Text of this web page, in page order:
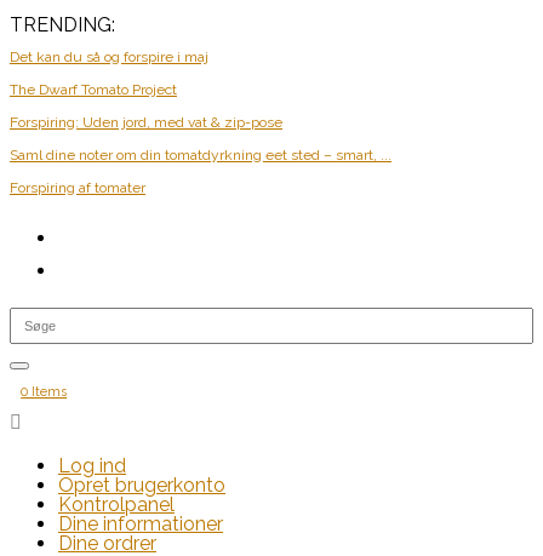
TRENDING:
Det kan du så og forspire i maj
The Dwarf Tomato Project
Forspiring: Uden jord, med vat & zip-pose
Saml dine noter om din tomatdyrkning eet sted – smart, ...
Forspiring af tomater
0 Items

Log ind
Opret brugerkonto
Kontrolpanel
Dine informationer
Dine ordrer